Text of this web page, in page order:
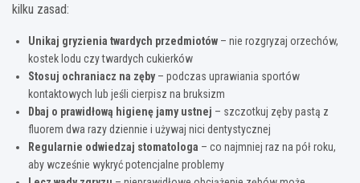
kilku zasad:
Unikaj gryzienia twardych przedmiotów – nie rozgryzaj orzechów,
kostek lodu czy twardych cukierków
Stosuj ochraniacz na zęby– podczas uprawiania sportów
kontaktowych lub jeśli cierpisz na bruksizm
Dbaj o prawidłową higienę jamy ustnej – szczotkuj zęby pastą z
fluorem dwa razy dziennie i używaj nici dentystycznej
Regularnie odwiedzaj stomatologa – co najmniej raz na pół roku,
aby wcześnie wykryć potencjalne problemy